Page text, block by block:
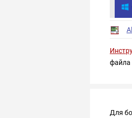
файла
Для